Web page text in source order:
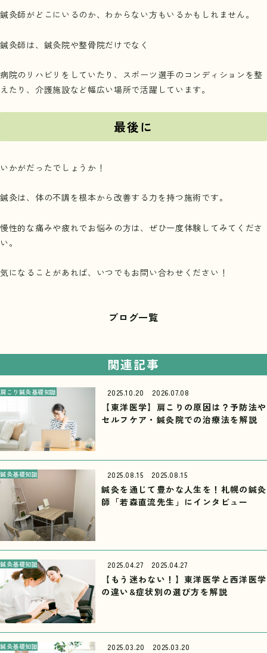
鍼灸師がどこにいるのか、わからない方もいるかもしれません。
鍼灸師は、鍼灸院や整骨院だけでなく
病院のリハビリをしていたり、スポーツ選手のコンディションを整
えたり、介護施設など幅広い場所で活躍しています。
最後に
いかがだったでしょうか！
鍼灸は、体の不調を根本から改善する力を持つ施術です。
慢性的な痛みや疲れでお悩みの方は、ぜひ一度体験してみてくださ
い。
気になることがあれば、いつでもお問い合わせください！
ブログ一覧
関連記事
肩こり 鍼灸基礎知識 2025.10.20 2026.07.08
【東洋医学】肩こりの原因は？予防法や
セルフケア・鍼灸院での治療法を解説
鍼灸基礎知識 2025.08.15 2025.08.15
鍼灸を通じて豊かな人生を！札幌の鍼灸
師「若森直流先生」にインタビュー
鍼灸基礎知識 2025.04.27 2025.04.27
【もう迷わない！】東洋医学と西洋医学
の違い&症状別の選び方を解説
鍼灸基礎知識 2025.03.20 2025.03.20